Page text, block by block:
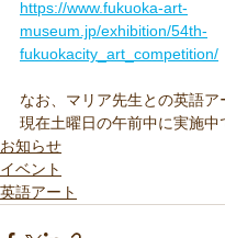
https://www.fukuoka-art-
museum.jp/exhibition/54th-
fukuokacity_art_competition/
なお、マリア先生との英語ア
現在土曜日の午前中に実施中
お知らせ
イベント
英語アート